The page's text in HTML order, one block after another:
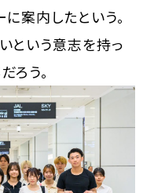
案内したという。
という意志を持っ
ろう。